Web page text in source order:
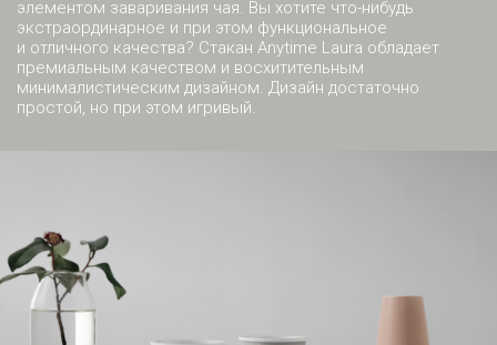
элементом заваривания чая. Вы хотите что-нибудь
экстраординарное и при этом функциональное
и отличного качества? Стакан Anytime Laura обладает
премиальным качеством и восхитительным
минималистическим дизайном. Дизайн достаточно
простой, но при этом игривый.